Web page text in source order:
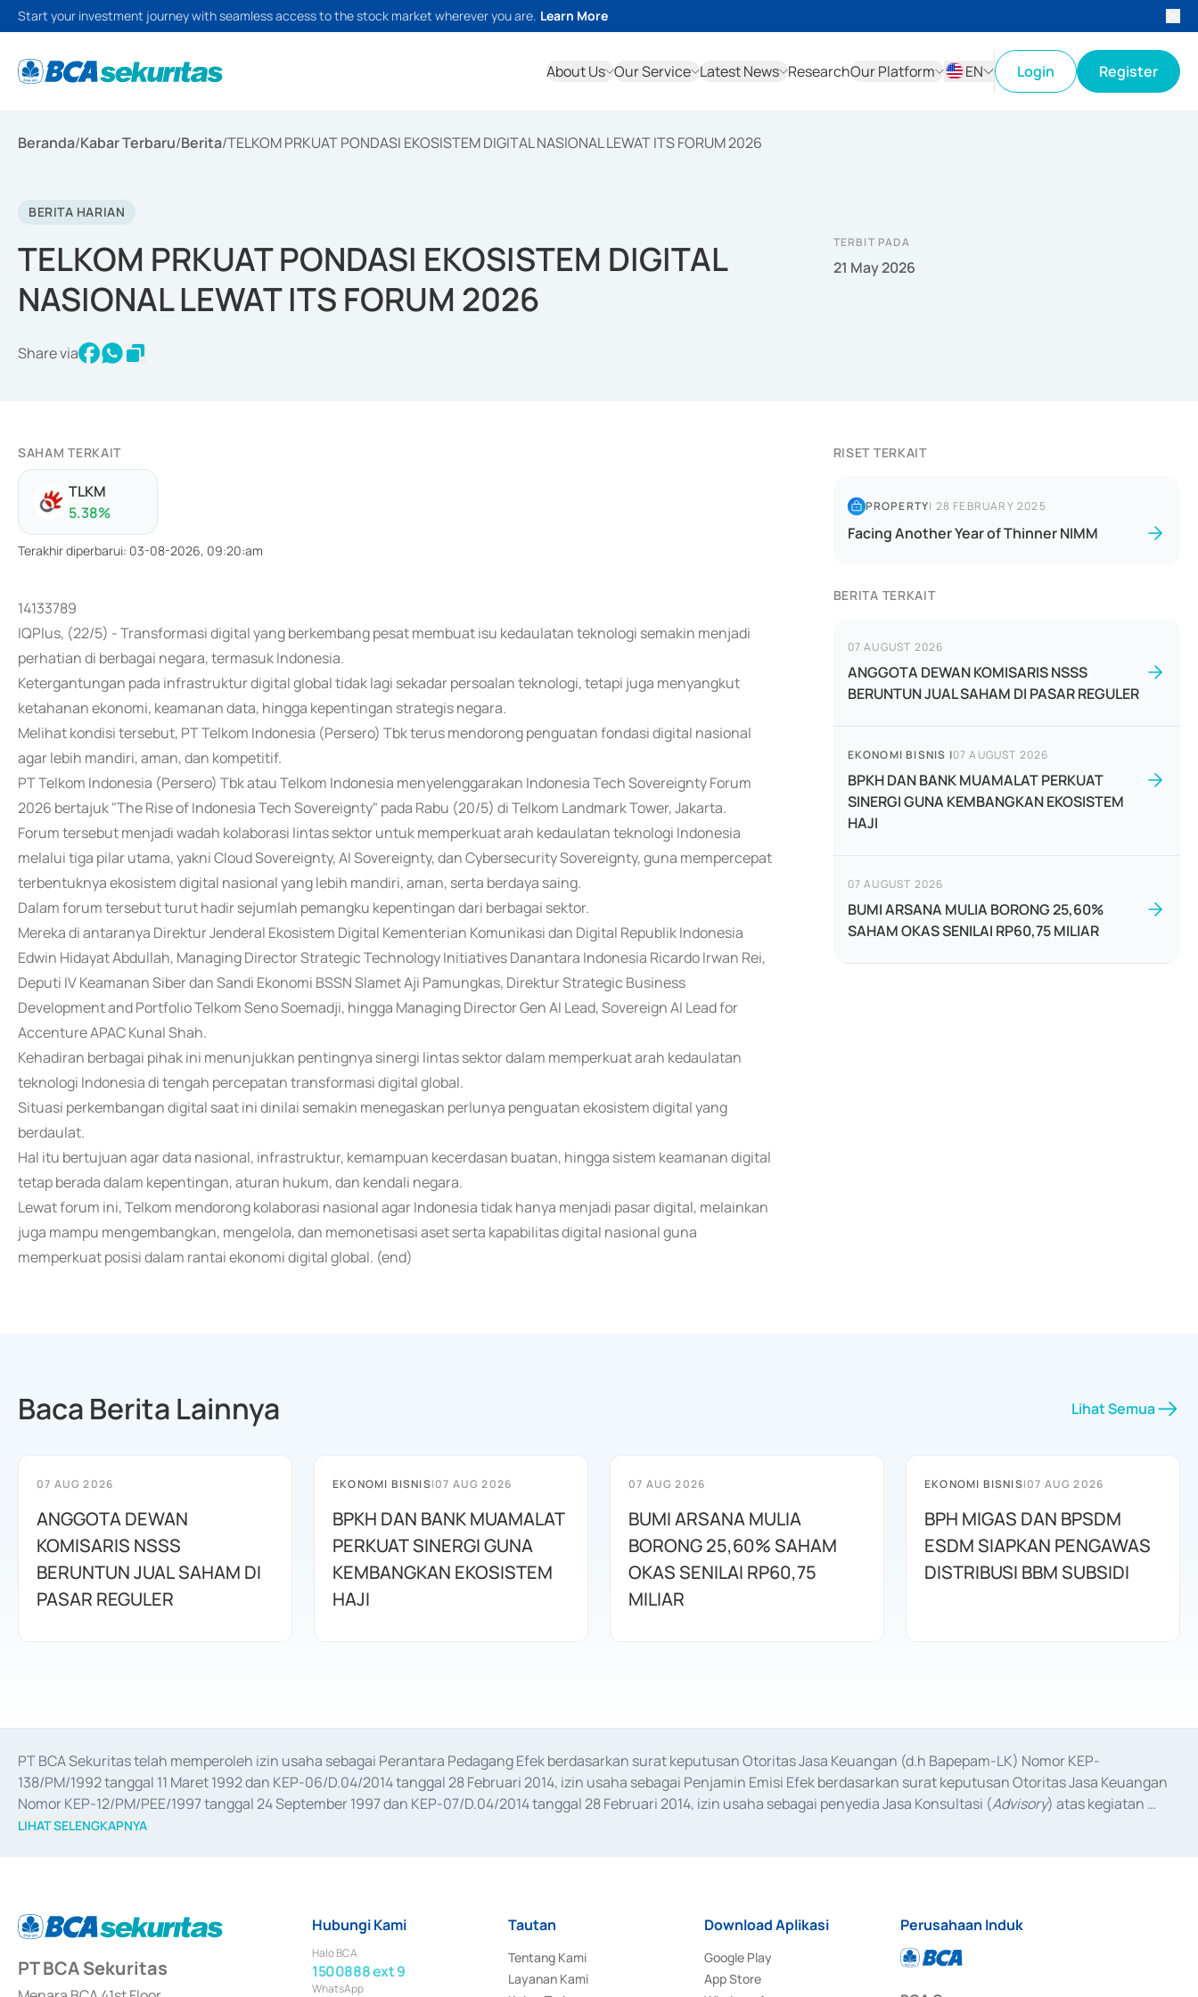
Start your investment journey with seamless access to the stock market wherever you are. Learn More
About Us Our Service Latest News ResearchOur Platform
EN
Login Register
Beranda/Kabar Terbaru/Berita/TELKOM PRKUAT PONDASI EKOSISTEM DIGITAL NASIONAL LEWAT ITS FORUM 2026
BERITA HARIAN
TELKOM PRKUAT PONDASI EKOSISTEM DIGITAL
NASIONAL LEWAT ITS FORUM 2026
Share via
TERBIT PADA
21 May 2026
SAHAM TERKAIT
TLKM
5.38%
Terakhir diperbarui: 03-08-2026, 09:20:am
14133789
IQPlus, (22/5) - Transformasi digital yang berkembang pesat membuat isu kedaulatan teknologi semakin menjadi
perhatian di berbagai negara, termasuk Indonesia.
Ketergantungan pada infrastruktur digital global tidak lagi sekadar persoalan teknologi, tetapi juga menyangkut
ketahanan ekonomi, keamanan data, hingga kepentingan strategis negara.
Melihat kondisi tersebut, PT Telkom Indonesia (Persero) Tbk terus mendorong penguatan fondasi digital nasional
agar lebih mandiri, aman, dan kompetitif.
PT Telkom Indonesia (Persero) Tbk atau Telkom Indonesia menyelenggarakan Indonesia Tech Sovereignty Forum
2026 bertajuk "The Rise of Indonesia Tech Sovereignty" pada Rabu (20/5) di Telkom Landmark Tower, Jakarta.
Forum tersebut menjadi wadah kolaborasi lintas sektor untuk memperkuat arah kedaulatan teknologi Indonesia
melalui tiga pilar utama, yakni Cloud Sovereignty, AI Sovereignty, dan Cybersecurity Sovereignty, guna mempercepat
terbentuknya ekosistem digital nasional yang lebih mandiri, aman, serta berdaya saing.
Dalam forum tersebut turut hadir sejumlah pemangku kepentingan dari berbagai sektor.
Mereka di antaranya Direktur Jenderal Ekosistem Digital Kementerian Komunikasi dan Digital Republik Indonesia
Edwin Hidayat Abdullah, Managing Director Strategic Technology Initiatives Danantara Indonesia Ricardo Irwan Rei,
Deputi IV Keamanan Siber dan Sandi Ekonomi BSSN Slamet Aji Pamungkas, Direktur Strategic Business
Development and Portfolio Telkom Seno Soemadji, hingga Managing Director Gen AI Lead, Sovereign AI Lead for
Accenture APAC Kunal Shah.
Kehadiran berbagai pihak ini menunjukkan pentingnya sinergi lintas sektor dalam memperkuat arah kedaulatan
teknologi Indonesia di tengah percepatan transformasi digital global.
Situasi perkembangan digital saat ini dinilai semakin menegaskan perlunya penguatan ekosistem digital yang
berdaulat.
Hal itu bertujuan agar data nasional, infrastruktur, kemampuan kecerdasan buatan, hingga sistem keamanan digital
tetap berada dalam kepentingan, aturan hukum, dan kendali negara.
Lewat forum ini, Telkom mendorong kolaborasi nasional agar Indonesia tidak hanya menjadi pasar digital, melainkan
juga mampu mengembangkan, mengelola, dan memonetisasi aset serta kapabilitas digital nasional guna
memperkuat posisi dalam rantai ekonomi digital global. (end)
RISET TERKAIT
PROPERTY| 28 FEBRUARY 2025
Facing Another Year of Thinner NIMM
BERITA TERKAIT
07 AUGUST 2026
ANGGOTA DEWAN KOMISARIS NSSS
BERUNTUN JUAL SAHAM DI PASAR REGULER
EKONOMI BISNIS |07 AUGUST 2026
BPKH DAN BANK MUAMALAT PERKUAT
SINERGI GUNA KEMBANGKAN EKOSISTEM
HAJI
07 AUGUST 2026
BUMI ARSANA MULIA BORONG 25,60%
SAHAM OKAS SENILAI RP60,75 MILIAR
Baca Berita Lainnya Lihat Semua
07 AUG 2026
ANGGOTA DEWAN
KOMISARIS NSSS
BERUNTUN JUAL SAHAM DI
PASAR REGULER
EKONOMI BISNIS|07 AUG 2026
BPKH DAN BANK MUAMALAT
PERKUAT SINERGI GUNA
KEMBANGKAN EKOSISTEM
HAJI
07 AUG 2026
BUMI ARSANA MULIA
BORONG 25,60% SAHAM
OKAS SENILAI RP60,75
MILIAR
EKONOMI BISNIS|07 AUG 2026
BPH MIGAS DAN BPSDM
ESDM SIAPKAN PENGAWAS
DISTRIBUSI BBM SUBSIDI
PT BCA Sekuritas telah memperoleh izin usaha sebagai Perantara Pedagang Efek berdasarkan surat keputusan Otoritas Jasa Keuangan (d.h Bapepam-LK) Nomor KEP-
138/PM/1992 tanggal 11 Maret 1992 dan KEP-06/D.04/2014 tanggal 28 Februari 2014, izin usaha sebagai Penjamin Emisi Efek berdasarkan surat keputusan Otoritas Jasa Keuangan
Nomor KEP-12/PM/PEE/1997 tanggal 24 September 1997 dan KEP-07/D.04/2014 tanggal 28 Februari 2014, izin usaha sebagai penyedia Jasa Konsultasi (Advisory) atas kegiatan
merger, akuisisi, divestasi, dan
LIHAT SELENGKAPNYA
PT BCA Sekuritas
Hubungi Kami
Halo BCA
1500888 ext 9
WhatsApp
Tautan
Tentang Kami
Layanan Kami
Download Aplikasi
Google Play
App Store
Perusahaan Induk